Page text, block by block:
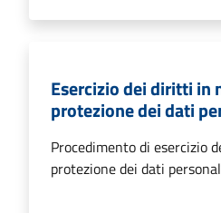
Esercizio dei diritti in
protezione dei dati
Procedimento di esercizio
protezione dei dati